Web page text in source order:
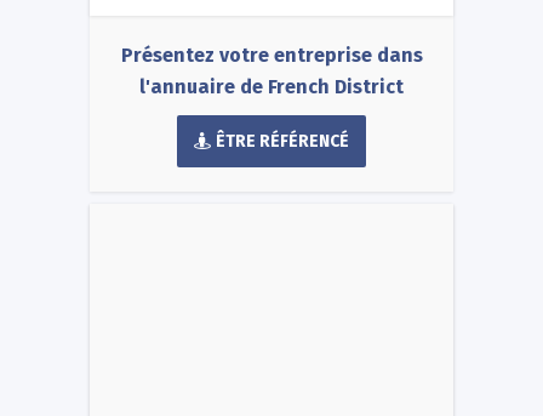
Présentez votre entreprise dans
l'annuaire de French District
ÊTRE RÉFÉRENCÉ